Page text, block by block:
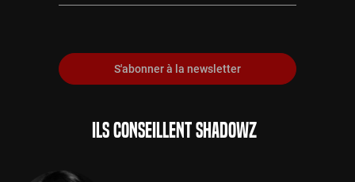
S'abonner à la newsletter
ILS CONSEILLENT SHADOWZ